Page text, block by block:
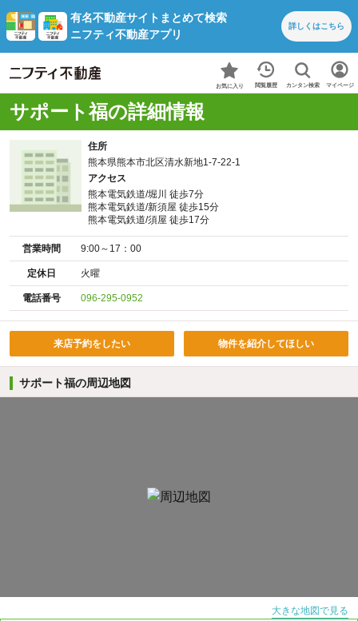
有名不動産サイトまとめて検索
ニフティ不動産アプリ
詳しくはこちら
お気に入り 閲覧履歴 カンタン検索 マイページ
サポート福の詳細情報
住所
熊本県熊本市北区清水新地1-7-22-1
アクセス
熊本電気鉄道/堀川 徒歩7分
熊本電気鉄道/新須屋 徒歩15分
熊本電気鉄道/須屋 徒歩17分
営業時間 9:00～17：00
定休日 火曜
電話番号 096-295-0952
来店予約をしたい 物件を紹介してほしい
サポート福の周辺地図
大きな地図で見る